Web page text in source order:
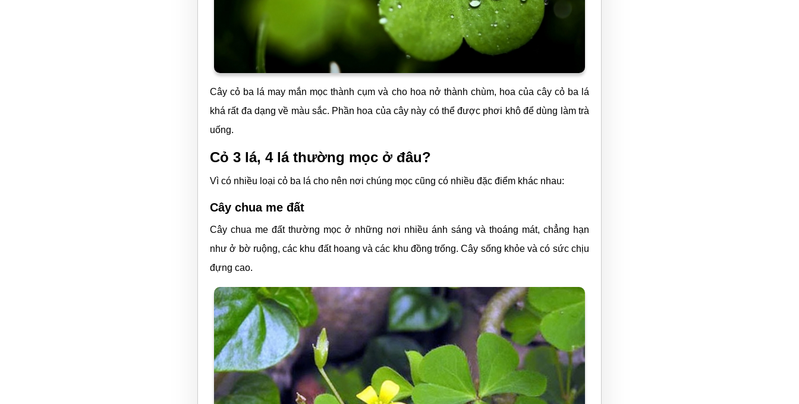
Cây cỏ ba lá may mắn mọc thành cụm và cho hoa nở thành chùm, hoa của cây cỏ ba lá
khá rất đa dạng về màu sắc. Phần hoa của cây này có thể được phơi khô để dùng làm trà
uống.
Cỏ 3 lá, 4 lá thường mọc ở đâu?
Vì có nhiều loại cỏ ba lá cho nên nơi chúng mọc cũng có nhiều đặc điểm khác nhau:
Cây chua me đất
Cây chua me đất thường mọc ở những nơi nhiều ánh sáng và thoáng mát, chẳng hạn
như ở bờ ruộng, các khu đất hoang và các khu đồng trống. Cây sống khỏe và có sức chịu
đựng cao.